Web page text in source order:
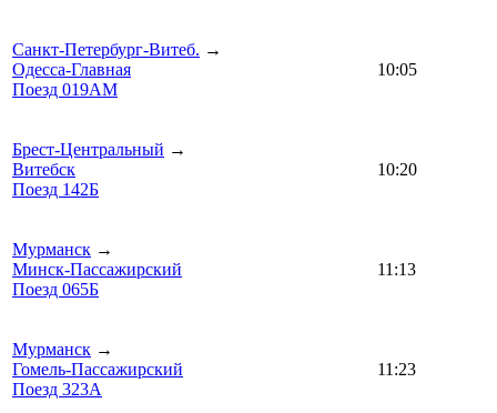
Санкт-Петербург-Витеб. →
Одесса-Главная
Поезд 019АМ
10:05
Брест-Центральный →
Витебск
Поезд 142Б
10:20
Мурманск →
Минск-Пассажирский
Поезд 065Б
11:13
Мурманск →
Гомель-Пассажирский
Поезд 323А
11:23